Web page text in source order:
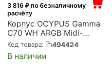
3 816 ₽ по безналичному
расчёту
Корпус OCYPUS Gamma
C70 WH ARGB Midi-
Tower, без БП, с окном,
подсветка, 1xUSB 2.0,
1xUSB 3.0, белый
Код товара: 494424
В наличии